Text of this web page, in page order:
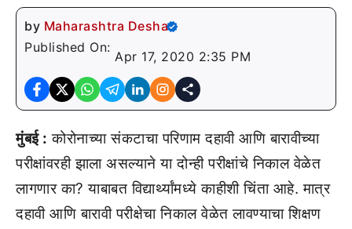
by Maharashtra Desha
Published On:
Apr 17, 2020 2:35 PM
मुंबई : कोरोनाच्या संकटाचा परिणाम दहावी आणि बारावीच्या
परीक्षांवरही झाला असल्याने या दोन्ही परीक्षांचे निकाल वेळेत
लागणार का? याबाबत विद्यार्थ्यांमध्ये काहीशी चिंता आहे. मात्र
दहावी आणि बारावी परीक्षेचा निकाल वेळेत लावण्याचा शिक्षण